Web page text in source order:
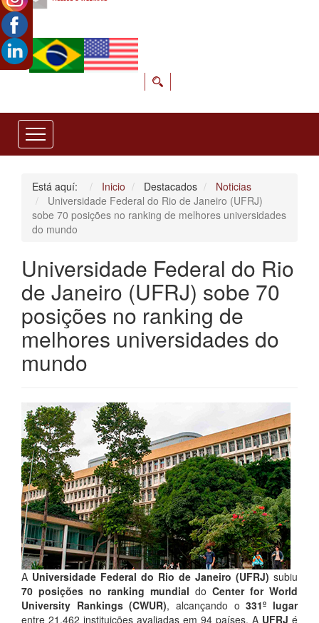
Está aquí: Inicio Destacados
Noticias
Universidade Federal do Rio de Janeiro (UFRJ)
sobe 70 posições no ranking de melhores universidades
do mundo
Universidade Federal do Rio
de Janeiro (UFRJ) sobe 70
posições no ranking de
melhores universidades do
mundo
A Universidade Federal do Rio de Janeiro (UFRJ) subiu
70 posições no ranking mundial do Center for World
University Rankings (CWUR), alcançando o331º lugar
entre 21.462 instituições avaliadas em 94 países. A UFRJ é